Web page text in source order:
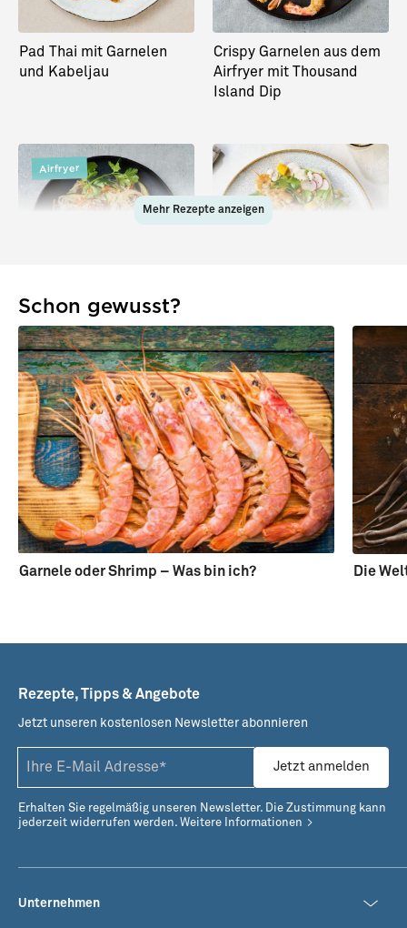
Pad Thai mit Garnelen
und Kabeljau
Crispy Garnelen aus dem
Airfryer mit Thousand
Island Dip
Airfryer
Garnelenbällchen aus
dem Airfryer mit
Glasnudelsalat
Fruchtiger Sommersalat
mit Garnelen
Mehr Rezepte anzeigen
Schon gewusst?
Garnele oder Shrimp – Was bin ich? Die
Unternehmen
Rezepte, Tipps & Angebote
Jetzt unseren kostenlosen Newsletter abonnieren
Jetzt anmelden
Erhalten Sie regelmäßig unseren Newsletter. Die Zustimmung kann
jederzeit widerrufen werden. Weitere Informationen